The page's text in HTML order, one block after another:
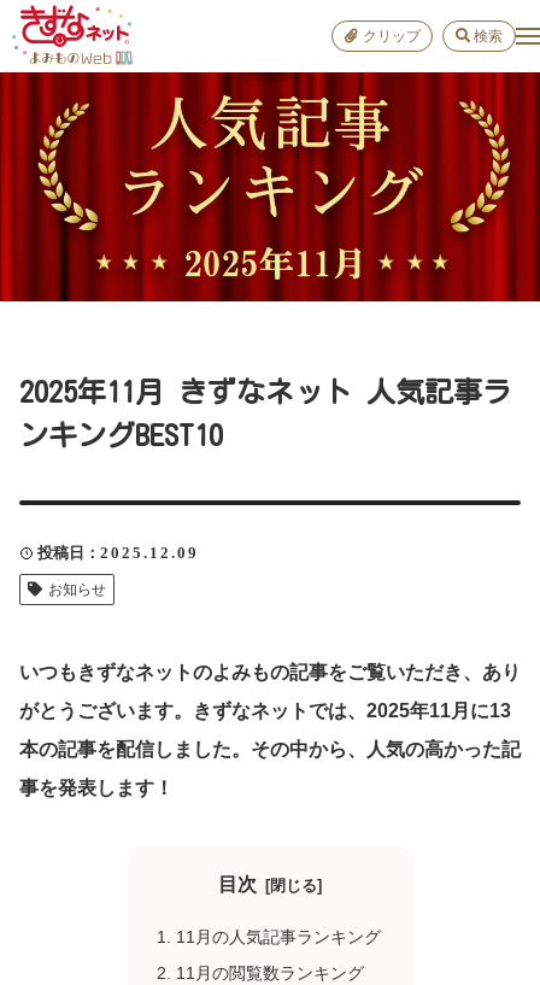
2025年11月 きずなネット 人気記事ラ
ンキングBEST10
投稿日 2025.12.09
お知らせ
いつもきずなネットのよみもの記事をご覧いただき、あり
がとうございます。
きずなネットでは、2025年11月に13
本の記事を配信しました。その中から、人気の高かった記
事を発表します！
目次
11月の人気記事ランキング
11月の閲覧数ランキング
クリップ 検索
お出
雑学
おすすめ
学び
進路
感想・声を送る